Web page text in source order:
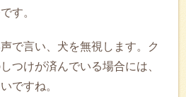
す。
で言い、犬を無視します。ク
つけが済んでいる場合には、
ですね。